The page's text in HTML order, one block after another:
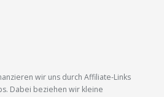
wir uns durch Affiliate-Links
Dabei beziehen wir kleine